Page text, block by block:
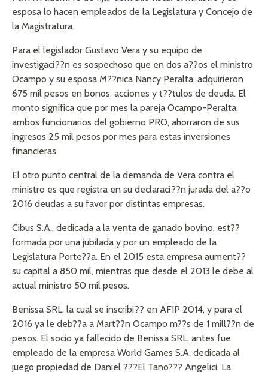
esposa lo hacen empleados de la Legislatura y Concejo de
la Magistratura.
Para el legislador Gustavo Vera y su equipo de
investigaci??n es sospechoso que en dos a??os el ministro
Ocampo y su esposa M??nica Nancy Peralta, adquirieron
675 mil pesos en bonos, acciones y t??tulos de deuda. El
monto significa que por mes la pareja Ocampo-Peralta,
ambos funcionarios del gobierno PRO, ahorraron de sus
ingresos 25 mil pesos por mes para estas inversiones
financieras.
El otro punto central de la demanda de Vera contra el
ministro es que registra en su declaraci??n jurada del a??o
2016 deudas a su favor por distintas empresas.
Cibus S.A., dedicada a la venta de ganado bovino, est??
formada por una jubilada y por un empleado de la
Legislatura Porte??a. En el 2015 esta empresa aument??
su capital a 850 mil, mientras que desde el 2013 le debe al
actual ministro 50 mil pesos.
Benissa SRL, la cual se inscribi?? en AFIP 2014, y para el
2016 ya le deb??a a Mart??n Ocampo m??s de 1 mill??n de
pesos. El socio ya fallecido de Benissa SRL, antes fue
empleado de la empresa World Games S.A. dedicada al
juego propiedad de Daniel ???El Tano??? Angelici. La